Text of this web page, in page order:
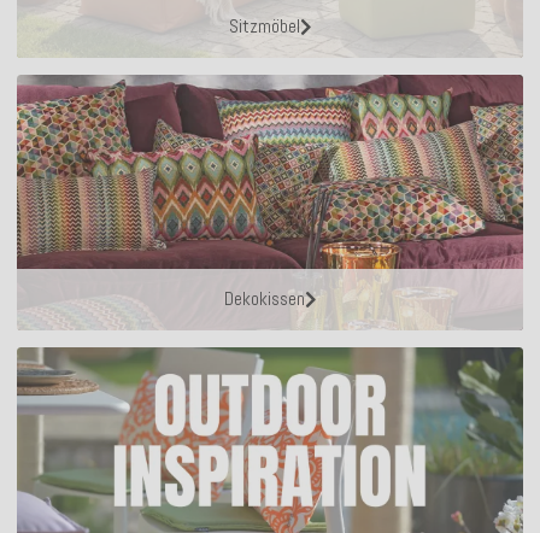
Sitzmöbel
Dekokissen